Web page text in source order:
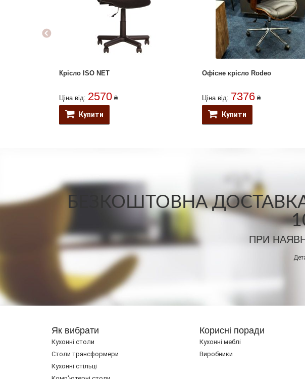
Крісло ISO NET
Ціна від: 2570 ₴
Купити
Офісне крісло Rodeo
Ціна від: 7376 ₴
Купити
БЕЗКОШТОВНА
ПРИ
Як вибрати
Кухонні столи
Cтоли трансформери
Кухонні стільці
Корисні поради
Кухонні меблі
Виробники